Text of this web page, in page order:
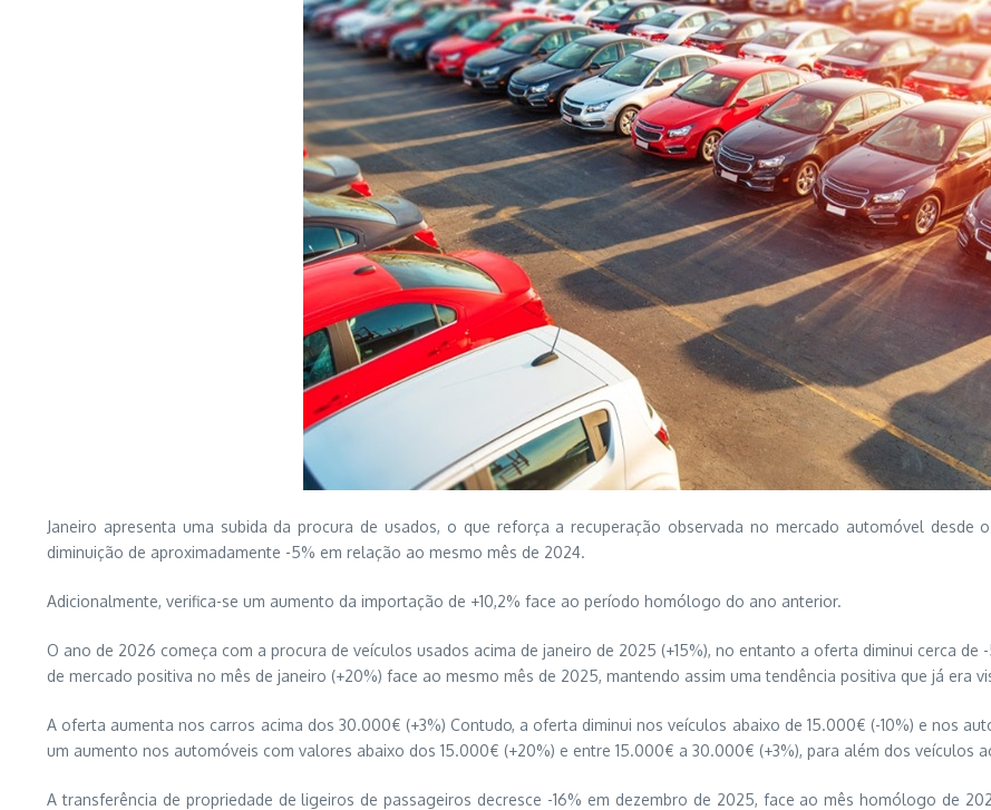
Janeiro apresenta uma subida da procura de usados, o que reforça a recuperação observada no mercado automóvel
diminuição de aproximadamente -5% em relação ao mesmo mês de 2024.
Adicionalmente, verifica-se um aumento da importação de +10,2% face ao período homólogo do ano anterior.
O ano de 2026 começa com a procura de veículos usados acima de janeiro de 2025 (+15%), no entanto a oferta diminui cerca
de mercado positiva no mês de janeiro (+20%) face ao mesmo mês de 2025, mantendo assim uma tendência positiva que já era
A oferta aumenta nos carros acima dos 30.000€ (+3%) Contudo, a oferta diminui nos veículos abaixo de 15.000€ (-10%) e nos
um aumento nos automóveis com valores abaixo dos 15.000€ (+20%) e entre 15.000€ a 30.000€ (+3%), para além dos veículos
A transferência de propriedade de ligeiros de passageiros decresce -16% em dezembro de 2025, face ao mês homólogo de